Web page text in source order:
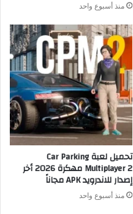
منذ أسبوع واحد
تحميل لعبة Car Parking
Multiplayer 2 مهكرة 2026 أخر
إصدار للاندرويد APK مجاناً
منذ أسبوع واحد